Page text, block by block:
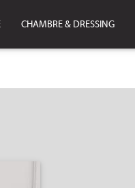
CHAMBRE & DRESSING